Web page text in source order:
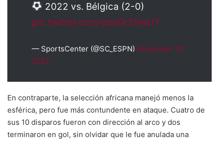
2022 vs. Bélgica (2-0)
pic.twitter.com/ybaGr29wUT
— SportsCenter (@SC_ESPN) November 27,
2022
En contraparte, la selección africana manejó menos la
esférica, pero fue más contundente en ataque. Cuatro de
sus 10 disparos fueron con dirección al arco y dos
terminaron en gol, sin olvidar que le fue anulada una